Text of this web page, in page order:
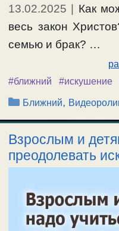
13.02.2025
Как
весь закон
семью и брак? …
#ближний
#искушение
Рубрики
Ближний,
Взрослым и
преодолевать